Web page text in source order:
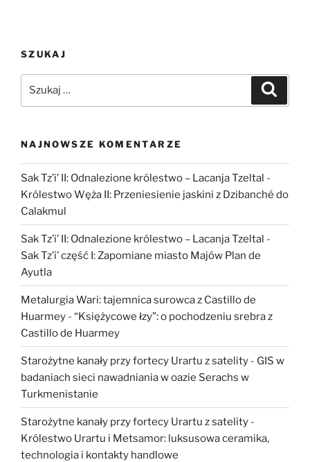
równonocy”
SZUKAJ
NAJNOWSZE KOMENTARZE
Sak Tz’i’ II: Odnalezione królestwo – Lacanja Tzeltal -
Królestwo Węża II: Przeniesienie jaskini z Dzibanché do
Calakmul
Sak Tz’i’ II: Odnalezione królestwo – Lacanja Tzeltal -
Sak Tz’i’ część I: Zapomiane miasto Majów Plan de
Ayutla
Metalurgia Wari: tajemnica surowca z Castillo de
Huarmey - “Księżycowe łzy”: o pochodzeniu srebra z
Castillo de Huarmey
Starożytne kanały przy fortecy Urartu z satelity - GIS w
badaniach sieci nawadniania w oazie Serachs w
Turkmenistanie
Starożytne kanały przy fortecy Urartu z satelity -
Królestwo Urartu i Metsamor: luksusowa ceramika,
technologia i kontakty handlowe